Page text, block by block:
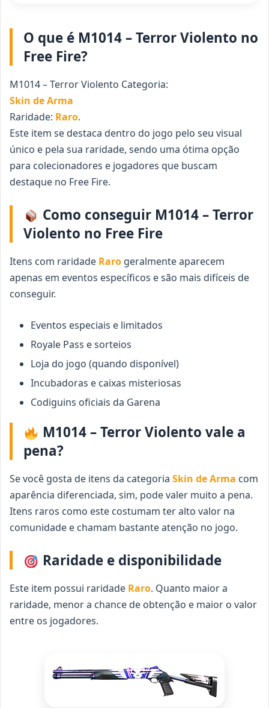
O que é M1014 – Terror Violento no
Free Fire?
M1014 – Terror Violento Categoria:
Skin de Arma
Raridade: Raro.
Este item se destaca dentro do jogo pelo seu visual
único e pela sua raridade, sendo uma ótima opção
para colecionadores e jogadores que buscam
destaque no Free Fire.
Como conseguir M1014 – Terror
Violento no Free Fire
Itens com raridade Raro geralmente aparecem
apenas em eventos específicos e são mais difíceis de
conseguir.
Eventos especiais e limitados
Royale Pass e sorteios
Loja do jogo (quando disponível)
Incubadoras e caixas misteriosas
Codiguins oficiais da Garena
M1014 – Terror Violento vale a
pena?
Se você gosta de itens da categoria Skin de Arma com
aparência diferenciada, sim, pode valer muito a pena.
Itens raros como este costumam ter alto valor na
comunidade e chamam bastante atenção no jogo.
Raridade e disponibilidade
Este item possui raridade Raro. Quanto maior a
raridade, menor a chance de obtenção e maior o valor
entre os jogadores.